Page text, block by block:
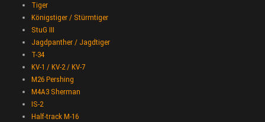
Tiger
Königstiger / Stürmtiger
StuG III
Jagdpanther / Jagdtiger
T-34
KV-1 / KV-2 / KV-7
M26 Pershing
M4A3 Sherman
IS-2
Half-track M-16